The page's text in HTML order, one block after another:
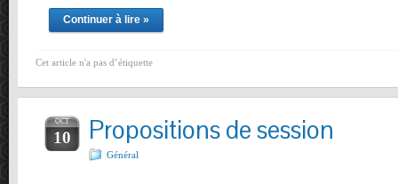
Continuer à lire »
Cet article n'a pas d’étiquette
OCT
10 Propositions de session
Général